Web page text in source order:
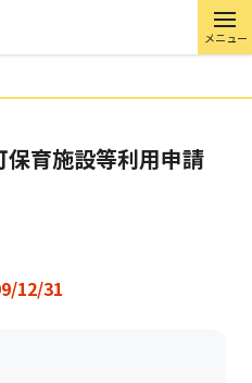
メニュー
保育施設等利用申請
12/31